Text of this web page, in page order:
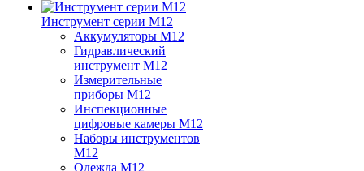
Инструмент серии M12
Аккумуляторы M12
Гидравлический
инструмент M12
Измерительные
приборы M12
Инспекционные
цифровые камеры M12
Наборы инструментов
M12
Одежда M12